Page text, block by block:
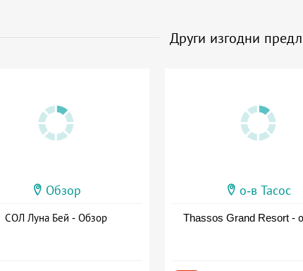
Други изгодни
Обзор
СОЛ Луна Бей - Обзор
о-в Тасос
Thassos Grand Resort -